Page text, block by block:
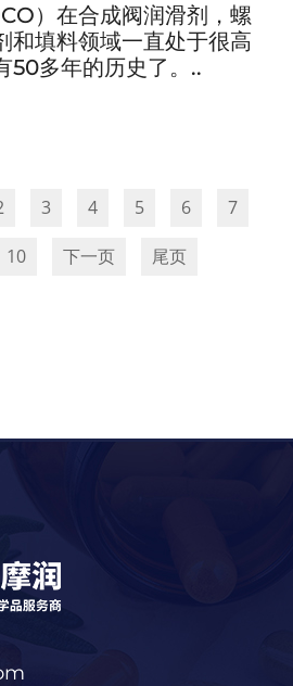
）在合成阀润滑剂，螺
和填料领域一直处于很高
50多年的历史了。..
3 4 5 6 7
10 下一页 尾页